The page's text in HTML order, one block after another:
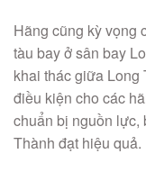
Hãng cũng kỳ vọng
tàu bay ở sân bay
khai thác giữa Long
điều kiện cho các
chuẩn bị nguồn lực,
Thành đạt hiệu quả.